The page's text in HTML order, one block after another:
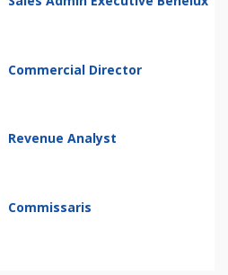
Commercial Director
Revenue Analyst
Commissaris